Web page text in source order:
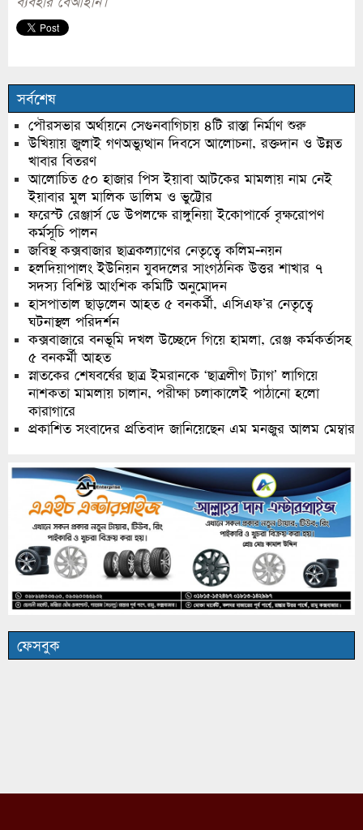
সর্বশেষ
পৌরসভার অর্থায়নে সেগুনবাগিচায় ৪টি রাস্তা নির্মাণ শুরু
উখিয়ায় জুলাই গণঅভ্যুত্থান দিবসে আলোচনা, রক্তদান ও উন্নত
খাবার বিতরণ
আলোচিত ৫০ হাজার পিস ইয়াবা আটকের মামলায় নাম নেই
ইয়াবার মুল মালিক ডালিম ও ভুট্টোর
ফরেস্ট রেঞ্জার্স ডে উপলক্ষে রাঙ্গুনিয়া ইকোপার্কে বৃক্ষরোপণ
কর্মসূচি পালন
জবিস্থ কক্সবাজার ছাত্রকল্যাণের নেতৃত্বে কলিম-নয়ন
হলদিয়াপালং ইউনিয়ন যুবদলের সাংগঠনিক উত্তর শাখার ৭
সদস্য বিশিষ্ট আংশিক কমিটি অনুমোদন
হাসপাতাল ছাড়লেন আহত ৫ বনকর্মী, এসিএফ’র নেতৃত্বে
ঘটনাস্থল পরিদর্শন
কক্সবাজারে বনভূমি দখল উচ্ছেদে গিয়ে হামলা, রেঞ্জ কর্মকর্তাসহ
৫ বনকর্মী আহত
স্নাতকের শেষবর্ষের ছাত্র ইমরানকে ‘ছাত্রলীগ ট্যাগ’ লাগিয়ে
নাশকতা মামলায় চালান, পরীক্ষা চলাকালেই পাঠানো হলো
কারাগারে
প্রকাশিত সংবাদের প্রতিবাদ জানিয়েছেন এম মনজুর আলম মেম্বার
ফেসবুক